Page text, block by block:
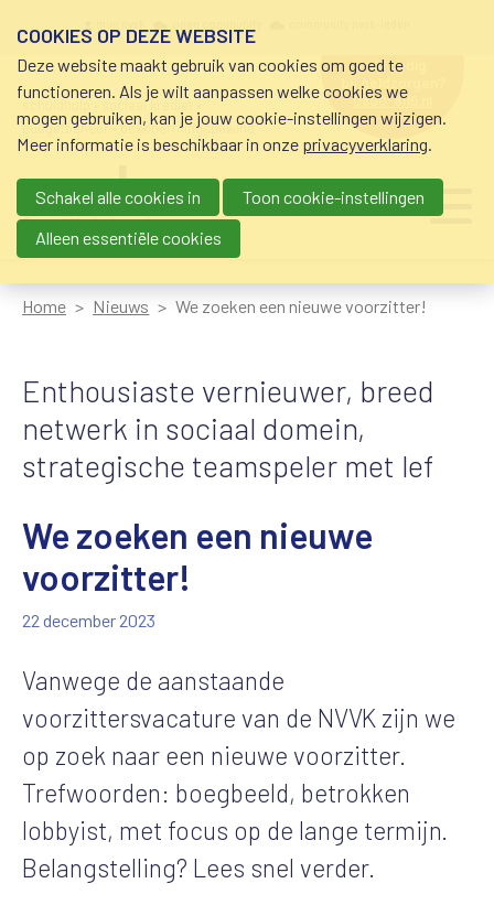
schuldhulp • sociaal krediet •
budgetbeheer • beschermingsbewind
hulp nodig
bij geldzorgen?
0800-8115.nl
Main navigation
Home Nieuws We zoeken een nieuwe voorzitter!
Enthousiaste vernieuwer, breed
netwerk in sociaal domein,
strategische teamspeler met lef
We zoeken een nieuwe
voorzitter!
22 december 2023
Vanwege de aanstaande
voorzittersvacature van de NVVK zijn we
op zoek naar een nieuwe voorzitter.
Trefwoorden: boegbeeld, betrokken
lobbyist, met focus op de lange termijn.
Belangstelling? Lees snel verder.
COOKIES OP DEZE WEBSITE
Deze website maakt gebruik van cookies om goed te
functioneren. Als je wilt aanpassen welke cookies we
mogen gebruiken, kan je jouw cookie-instellingen wijzigen.
Meer informatie is beschikbaar in onze privacyverklaring.
Schakel alle cookies in
Toon cookie-instellingen
Alleen essentiële cookies